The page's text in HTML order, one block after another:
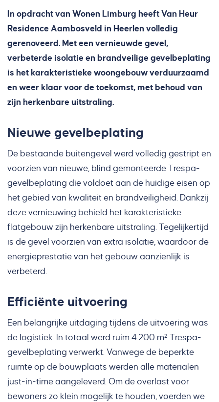
In opdracht van Wonen Limburg heeft Van Heur
Residence Aambosveld in Heerlen volledig
gerenoveerd. Met een vernieuwde gevel,
verbeterde isolatie en brandveilige gevelbeplating
is het karakteristieke woongebouw verduurzaamd
en weer klaar voor de toekomst, met behoud van
zijn herkenbare uitstraling.
Nieuwe gevelbeplating
De bestaande buitengevel werd volledig gestript en
voorzien van nieuwe, blind gemonteerde Trespa-
gevelbeplating die voldoet aan de huidige eisen op
het gebied van kwaliteit en brandveiligheid. Dankzij
deze vernieuwing behield het karakteristieke
flatgebouw zijn herkenbare uitstraling. Tegelijkertijd
is de gevel voorzien van extra isolatie, waardoor de
energieprestatie van het gebouw aanzienlijk is
verbeterd.
Efficiënte uitvoering
Een belangrijke uitdaging tijdens de uitvoering was
de logistiek. In totaal werd ruim 4.200 m² Trespa-
gevelbeplating verwerkt. Vanwege de beperkte
ruimte op de bouwplaats werden alle materialen
just-in-time aangeleverd. Om de overlast voor
bewoners zo klein mogelijk te houden, voerden we